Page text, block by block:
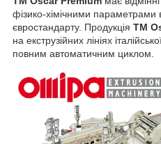
фізико-хімічними параметрами
євростандарту. Продукція ТМ
на екструзійних лініях
повним автоматичним циклом.